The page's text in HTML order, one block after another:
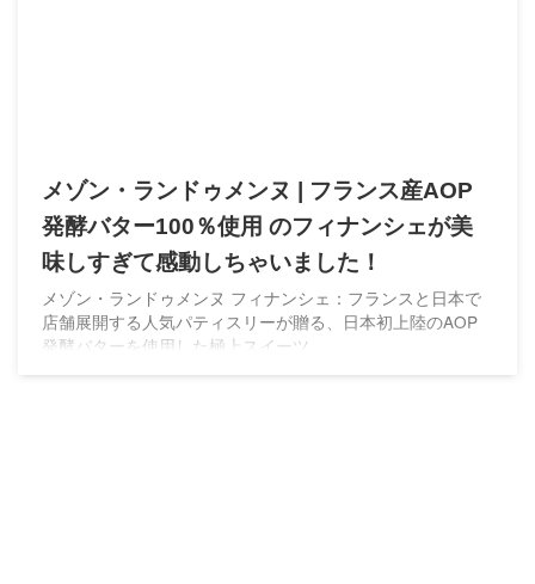
メゾン・ランドゥメンヌ | フランス産AOP
発酵バター100％使用 のフィナンシェが美
味しすぎて感動しちゃいました！
メゾン・ランドゥメンヌ フィナンシェ：フランスと日本で
店舗展開する人気パティスリーが贈る、日本初上陸のAOP
発酵バターを使用した極上スイーツ